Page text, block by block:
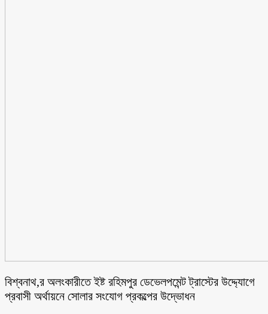
বিশ্বনাথ,র অলংকারীতে ইষ্ট রহিমপুর ডেভেলপমেন্ট ট্রাস্টের উদ্দ্যোগে
প্রবাসী অর্থায়নে সোলার সংযোগ প্রকল্পের উদ্ভোধন